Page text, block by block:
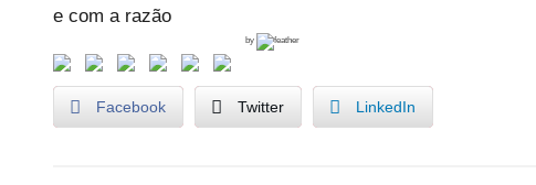
e com a razão
by
Facebook Twitter LinkedIn